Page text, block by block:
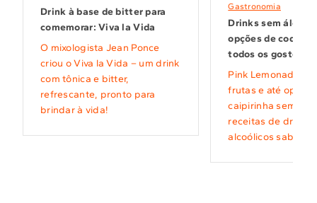
Drink à base de bitter para
comemorar: Viva la Vida
O mixologista Jean Ponce
criou o Viva la Vida – um drink
com tônica e bitter,
refrescante, pronto para
brindar à vida!
Gastronomia
Drinks sem
opções de
todos os gostos
Pink Lemonade,
frutas e até opção
caipirinha sem
receitas de drinks
alcoólicos